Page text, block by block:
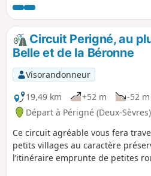
donne un bel aperçu d'une zone
plateau Mellois. La qualité des
également cette randonnée en VTT.
Circuit Perigné, au
Belle et de la Béronne
Visorandonneur
19,49 km
+52 m -52 m
Départ à Périgné (Deux-Sèvres)
Ce circuit agréable vous fera
petits villages au caractère
l’itinéraire emprunte de petites